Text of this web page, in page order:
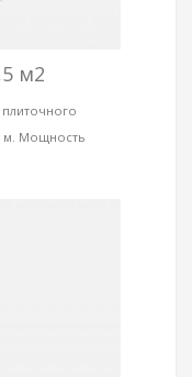
м2
м. Мощность